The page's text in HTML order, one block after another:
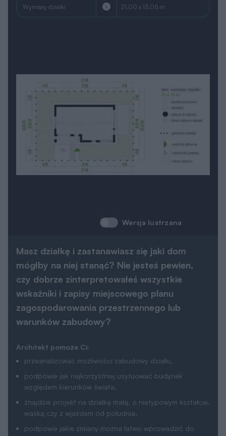
Wymiary działki 21.00 x 15.05 m
Wersja lustrzana
Masz działkę i zastanawiasz się jaki dom
mógłby na niej stanąć? Nie jesteś pewien,
czy dobrze zinterpretowałeś wszystkie
wskaźniki i zapisy miejscowego planu
zagospodarowania przestrzennego lub
warunków zabudowy?
Architekt pomoże Ci:
przeanalizować możliwości zabudowy działki,
podpowie jak najkorzystniej usytuować budynek
względem kierunków świata,
znajdzie projekt na działkę małą, o nietypowym kształcie,
wąską czy z wjazdem od południa,
podpowie jakie zmiany można łatwo wprowadzić do